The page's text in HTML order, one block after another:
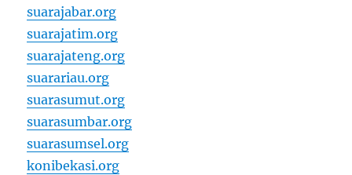
suarajabar.org
suarajatim.org
suarajateng.org
suarariau.org
suarasumut.org
suarasumbar.org
suarasumsel.org
konibekasi.org